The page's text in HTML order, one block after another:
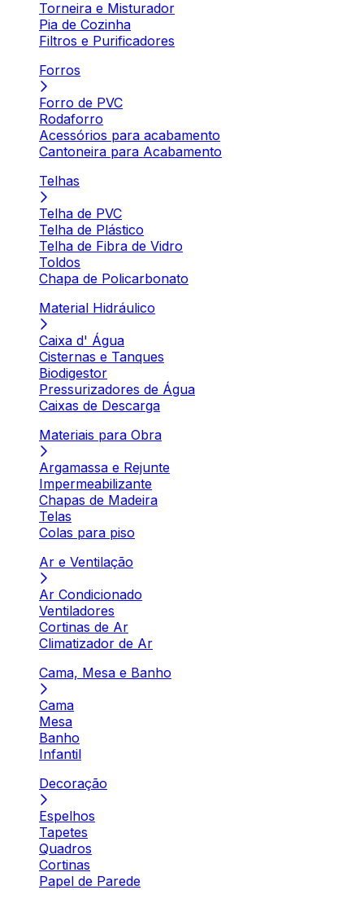
Torneira e Misturador
Pia de Cozinha
Filtros e Purificadores
Forros
Forro de PVC
Rodaforro
Acessórios para acabamento
Cantoneira para Acabamento
Telhas
Telha de PVC
Telha de Plástico
Telha de Fibra de Vidro
Toldos
Chapa de Policarbonato
Material Hidráulico
Caixa d' Água
Cisternas e Tanques
Biodigestor
Pressurizadores de Água
Caixas de Descarga
Materiais para Obra
Argamassa e Rejunte
Impermeabilizante
Chapas de Madeira
Telas
Colas para piso
Ar e Ventilação
Ar Condicionado
Ventiladores
Cortinas de Ar
Climatizador de Ar
Cama, Mesa e Banho
Cama
Mesa
Banho
Infantil
Decoração
Espelhos
Tapetes
Quadros
Cortinas
Papel de Parede